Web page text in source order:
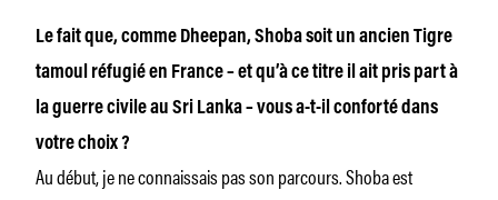
Le fait que, comme Dheepan, Shoba soit un ancien Tigre
tamoul réfugié en France – et qu’à ce titre il ait pris part à
la guerre civile au Sri Lanka – vous a-t-il conforté dans
votre choix ?
Au début, je ne connaissais pas son parcours. Shoba est